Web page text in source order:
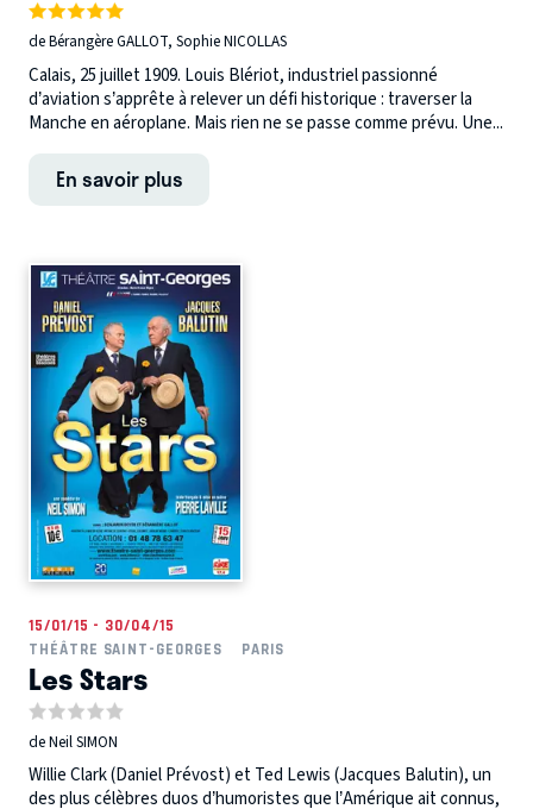
de Bérangère GALLOT, Sophie NICOLLAS
Calais, 25 juillet 1909. Louis Blériot, industriel passionné
d’aviation s’apprête à relever un défi historique : traverser la
Manche en aéroplane. Mais rien ne se passe comme prévu. Une...
En savoir plus
15/01/15 - 30/04/15
THÉÂTRE SAINT-GEORGES
PARIS
Les Stars
de Neil SIMON
Willie Clark (Daniel Prévost) et Ted Lewis (Jacques Balutin), un
des plus célèbres duos d’humoristes que l’Amérique ait connus,